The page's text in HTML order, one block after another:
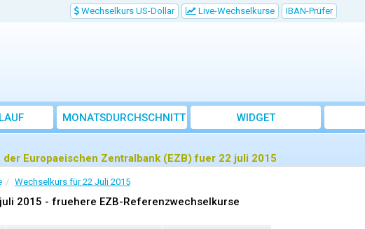
Wechselkurs US-Dollar Live-Wechselkurse IBAN-Prüfer
MONATSDURCHSCHNITT WIDGET
Europaeischen Zentralbank (EZB) fuer 22 juli 2015
Wechselkurs für 22 Juli 2015
2015 - fruehere EZB-Referenzwechselkurse